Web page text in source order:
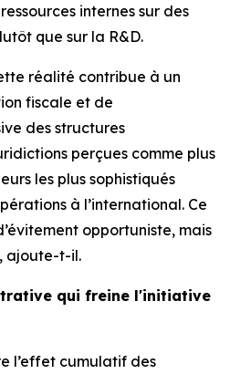
internes sur des
que sur la R&D.
réalité contribue à un
fiscale et de
des structures
perçues comme plus
les plus sophistiqués
à l’international. Ce
opportuniste, mais
ajoute-t-il.
qui freine l'initiative
l’effet cumulatif des